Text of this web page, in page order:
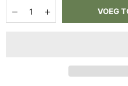
Aantal
verlagen
Aantal
verhogen
VOEG